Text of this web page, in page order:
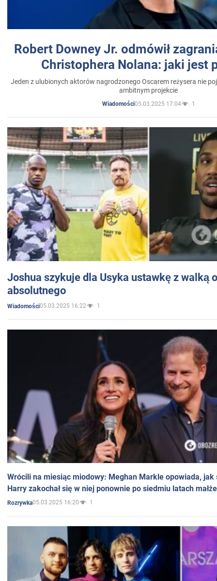
Robert Downey Jr. odmówił
Christophera Nolana: jaki jest
Jeden z ulubionych aktorów nagrodzonego Oscarem reżysera nie
ambitnym projekcie
Wiadomości05.03.2025 17:04 1
Joshua szykuje dla Usyka ustawkę z walką
absolutnego
Wiadomości05.03.2025 16:22 1
Wrócili na miesiąc miodowy: Meghan Markle opowiada, jak
Harry zakochał się w niej ponownie po siedmiu latach
Rozrywka05.03.2025 16:20 1